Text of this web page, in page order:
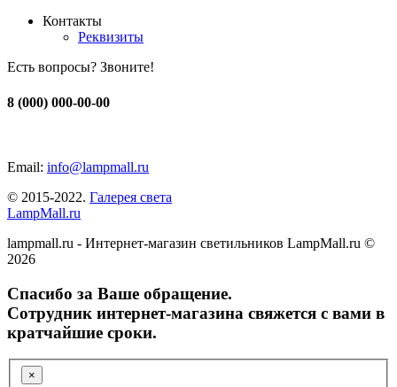
Контакты
Реквизиты
Есть вопросы? Звоните!
8 (000) 000-00-00
Email: info@lampmall.ru
© 2015-2022. Галерея света
LampMall.ru
lampmall.ru - Интернет-магазин светильников LampMall.ru ©
2026
Спасибо за Ваше обращение.
Сотрудник интернет-магазина свяжется с вами в
кратчайшие сроки.
×